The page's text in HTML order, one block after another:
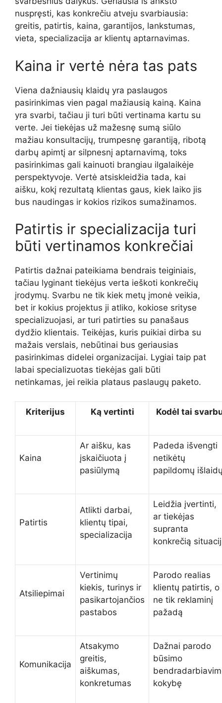
nuspręsti, kas konkrečiu atveju svarbiausia:
greitis, patirtis, kaina, garantijos, lankstumas,
vieta, specializacija ar klientų aptarnavimas.
Kaina ir vertė nėra tas pats
Viena dažniausių klaidų yra paslaugos
pasirinkimas vien pagal mažiausią kainą. Kaina
yra svarbi, tačiau ji turi būti vertinama kartu su
verte. Jei tiekėjas už mažesnę sumą siūlo
mažiau konsultacijų, trumpesnę garantiją, ribotą
darbų apimtį ar silpnesnį aptarnavimą, toks
pasirinkimas gali kainuoti brangiau ilgalaikėje
perspektyvoje. Vertė atsiskleidžia tada, kai
aišku, kokį rezultatą klientas gaus, kiek laiko jis
bus naudingas ir kokios rizikos sumažinamos.
Patirtis ir specializacija turi
būti vertinamos konkrečiai
Patirtis dažnai pateikiama bendrais teiginiais,
tačiau lyginant tiekėjus verta ieškoti konkrečių
įrodymų. Svarbu ne tik kiek metų įmonė veikia,
bet ir kokius projektus ji atliko, kokiose srityse
specializuojasi, ar turi patirties su panašaus
dydžio klientais. Teikėjas, kuris puikiai dirba su
mažais verslais, nebūtinai bus geriausias
pasirinkimas didelei organizacijai. Lygiai taip pat
labai specializuotas tiekėjas gali būti
netinkamas, jei reikia plataus paslaugų paketo.
Kriterijus Ką vertinti Kodėl tai
Kaina
Ar aišku, kas
įskaičiuota į
pasiūlymą
Padeda išvengti
netikėtų
papildomų
Patirtis
Atlikti darbai,
klientų tipai,
specializacija
Leidžia įvertinti,
ar tiekėjas
supranta
konkrečią
Atsiliepimai
Vertinimų
kiekis, turinys ir
pasikartojančios
pastabos
Parodo realias
klientų patirtis, o
ne tik reklaminį
pažadą
Komunikacija
Atsakymo
greitis,
aiškumas,
konkretumas
Dažnai parodo
būsimo
kokybę